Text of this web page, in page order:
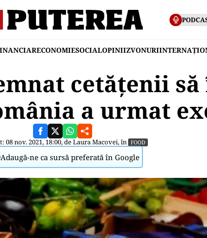
ECONOMIESOCIALOPINIIZVONURI
cetățenii
a urmat
08 nov. 2021, 18:00, deLaura Macovei, în FOOD
Adaugă-ne ca sursă preferată în Google